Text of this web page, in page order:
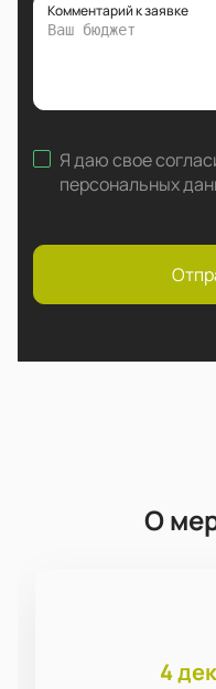
Комментарий к заявке
Я даю свое
персональных
О
4